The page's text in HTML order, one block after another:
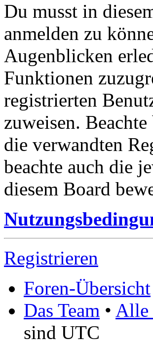
Du musst in
anmelden zu
Augenblicken
Funktionen
registrierten
zuweisen.
die verwandten
beachte auch die
diesem Board
Registrieren
Foren-Übersicht
Das Team • Alle
sind UTC